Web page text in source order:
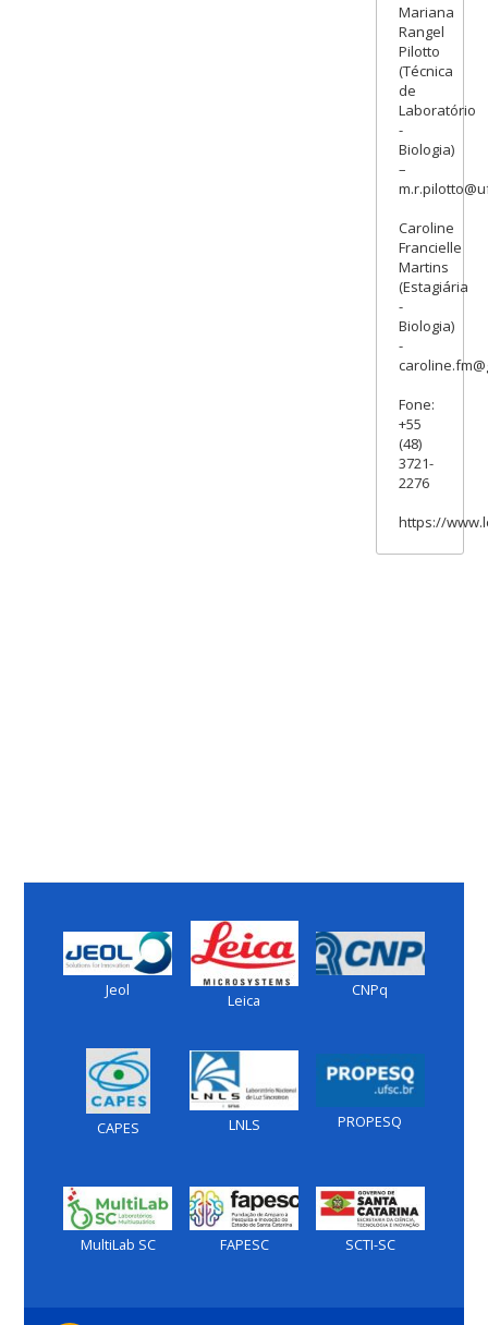
Mariana
Rangel
Pilotto
(Técnica
de
Laboratório
-
Biologia)
–
Caroline
Francielle
Martins
(Estagiária
-
Biologia)
-
Fone:
+55
(48)
3721-
2276
https://
Jeol
Leica
CNPq
CAPES LNLS PROPESQ
MultiLab SC FAPESC SCTI-SC